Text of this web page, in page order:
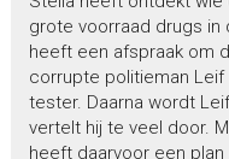
grote voorraad drugs in
heeft een afspraak om
corrupte politieman
tester. Daarna wordt
vertelt hij te veel door.
heeft daarvoor een